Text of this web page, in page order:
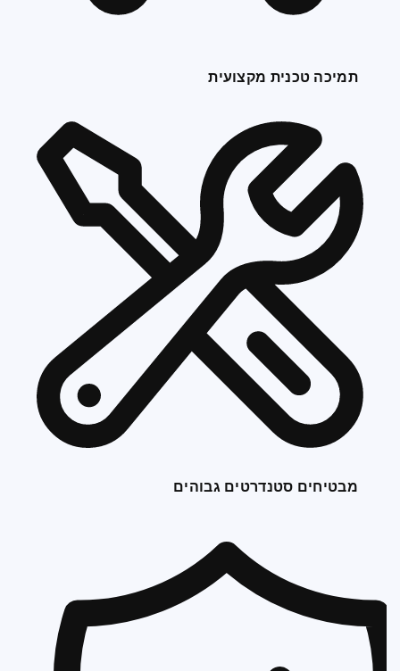
תמיכה טכנית מקצועית
מבטיחים סטנדרטים גבוהים